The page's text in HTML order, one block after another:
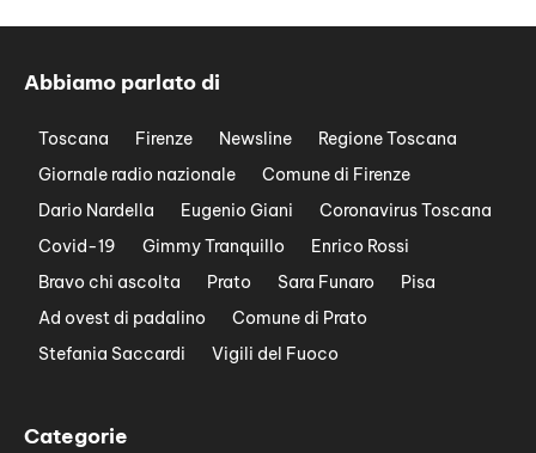
Abbiamo parlato di
Toscana Firenze Newsline
Regione Toscana
Giornale radio nazionale
Comune di Firenze
Dario Nardella
Eugenio Giani
Coronavirus Toscana
Covid-19
Gimmy Tranquillo
Enrico Rossi
Bravo chi ascolta
Prato Sara Funaro
Pisa
Ad ovest di padalino
Comune di Prato
Stefania Saccardi
Vigili del Fuoco
Categorie